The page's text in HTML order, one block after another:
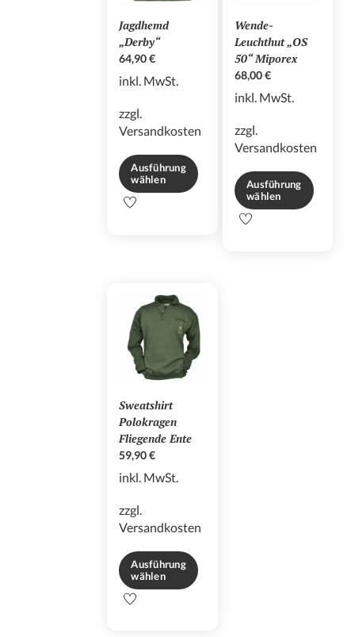
Jagdhemd
„Derby“
64,90€
inkl. MwSt.
zzgl.
Versandkosten
Ausführung
wählen
Dieses
Optionen
können
auf
der
gewählt
werden
Wende-
Leuchthut „OS
50“ Miporex
68,00€
inkl. MwSt.
zzgl.
Versandkosten
Ausführung
wählen
Dieses
Sweatshirt
Polokragen
Fliegende Ente
59,90€
inkl. MwSt.
zzgl.
Versandkosten
Ausführung
wählen
Dieses